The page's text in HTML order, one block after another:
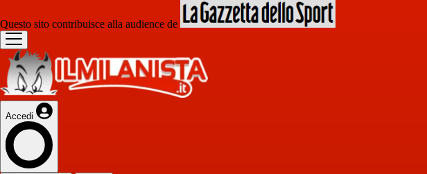
Questo sito contribuisce alla audience de
Accedi